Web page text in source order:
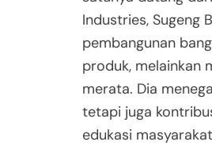
Industries, Sugeng
pembangunan
produk, melainkan
merata. Dia
tetapi juga
edukasi